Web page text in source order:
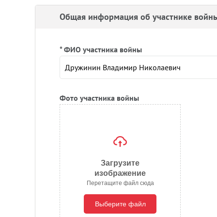
Общая информация об участнике
* ФИО участника войны
Фото участника войны
Загрузите
изображение
Перетащите файл сюда